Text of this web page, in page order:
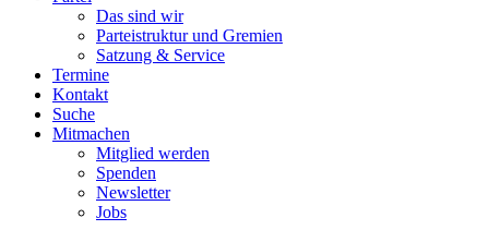
Das sind wir
Parteistruktur und Gremien
Satzung & Service
Termine
Kontakt
Suche
Mitmachen
Mitglied werden
Spenden
Newsletter
Jobs